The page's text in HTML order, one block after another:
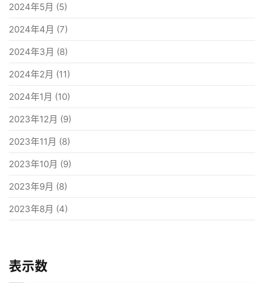
2024年5月 (5)
2024年4月 (7)
2024年3月 (8)
2024年2月 (11)
2024年1月 (10)
2023年12月 (9)
2023年11月 (8)
2023年10月 (9)
2023年9月 (8)
2023年8月 (4)
表示数